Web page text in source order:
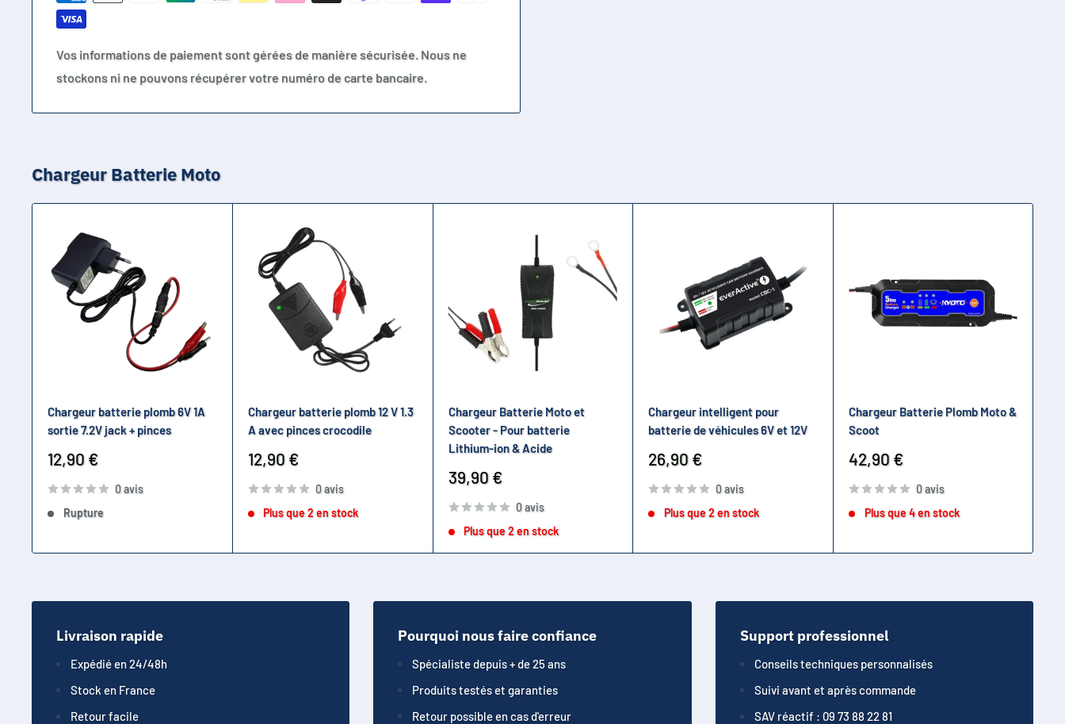
Vos informations de paiement sont gérées de manière sécurisée. Nous ne
stockons ni ne pouvons récupérer votre numéro de carte bancaire.
Chargeur Batterie Moto
Chargeur batterie plomb 6V 1A
sortie 7.2V jack + pinces
Prix
12,90 €
0 avis
Rupture
Chargeur batterie plomb 12 V 1.3
A avec pinces crocodile
Prix
12,90 €
0 avis
Plus que 2 en stock
Chargeur Batterie Moto et
Scooter - Pour batterie
Lithium-ion & Acide
Prix
39,90 €
0 avis
Plus que 2 en stock
Chargeur intelligent pour
batterie de véhicules 6V et 12V
Prix
26,90 €
0 avis
Plus que 2 en stock
Chargeur Batterie Plomb Moto &
Scoot
Prix
42,90 €
0 avis
Plus que 4 en stock
Livraison rapide
Expédié en 24/48h
Stock en France
Retour facile
Pourquoi nous faire confiance
Spécialiste depuis + de 25 ans
Produits testés et garanties
Retour possible en cas d'erreur
Support professionnel
Conseils techniques personnalisés
Suivi avant et après commande
SAV réactif : 09 73 88 22 81